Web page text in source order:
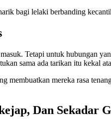
bagi lelaki berbanding
Tetapi untuk hubungan
sama ada tarikan itu kekal
membuatkan mereka rasa
Dan Sekadar